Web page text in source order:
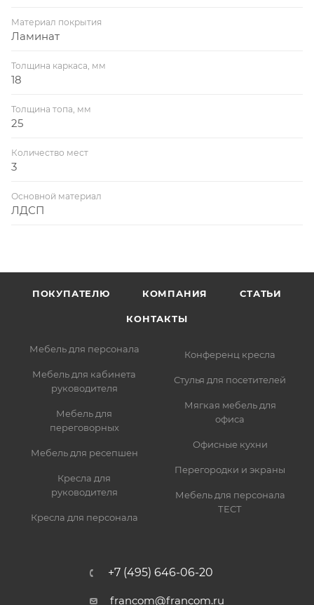
Материал покрытия
Ламинат
Толщина каркаса, мм
18
Толщина топа, мм
25
Количество мест
3
Основной материал
ЛДСП
ПОКУПАТЕЛЮ КОМПАНИЯ СТАТЬИ
КОНТАКТЫ
Мебель для персонала
Мебель для кабинета
руководителя
Мебель для
переговорных
Мебель для ресепшен
Кресла для
руководителя
Кресла для персонала
Конференц кресла
Стулья для посетителей
Мягкая мебель для
офиса
Офисные кухни
Перегородки и экраны
Мебель для персонала
ТЕСТ
+7 (495) 646-06-20
francom@francom.ru